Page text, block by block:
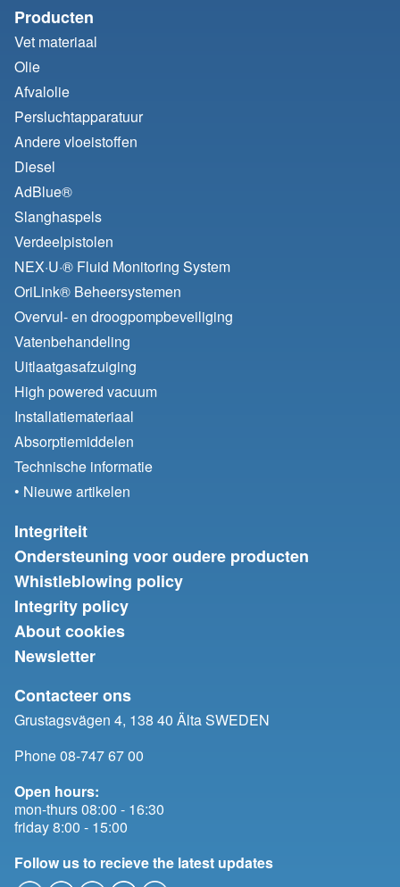
Producten
Vet materiaal
Olie
Afvalolie
Persluchtapparatuur
Andere vloeistoffen
Diesel
AdBlue®
Slanghaspels
Verdeelpistolen
NEX·U·® Fluid Monitoring System
OriLink® Beheersystemen
Overvul- en droogpompbeveiliging
Vatenbehandeling
Uitlaatgasafzuiging
High powered vacuum
Installatiemateriaal
Absorptiemiddelen
Technische informatie
• Nieuwe artikelen
Integriteit
Ondersteuning voor oudere producten
Whistleblowing policy
Integrity policy
About cookies
Newsletter
Contacteer ons
Grustagsvägen 4, 138 40 Älta SWEDEN
Phone 08-747 67 00
Open hours:
mon-thurs 08:00 - 16:30
friday 8:00 - 15:00
Follow us to recieve the latest updates